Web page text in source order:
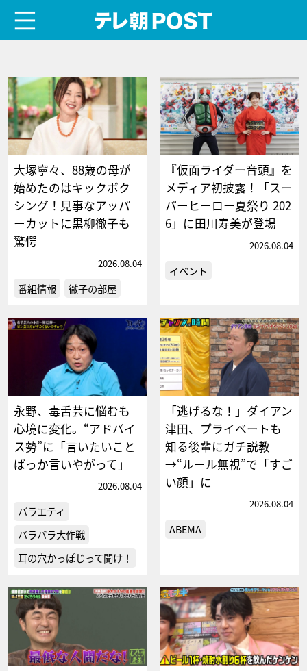
大塚寧々、88歳の母が
始めたのはキックボク
シング！見事なアッパ
ーカットに黒柳徹子も
驚愕
2026.08.04
番組情報 徹子の部屋
『仮面ライダー音頭』を
メディア初披露！「スー
パーヒーロー夏祭り 202
6」に田川寿美が登場
2026.08.04
イベント
永野、毒舌芸に悩むも
心境に変化。“アドバイ
ス勢”に「言いたいこと
ばっか言いやがって」
2026.08.04
バラエティ
バラバラ大作戦
耳の穴かっぽじって聞け！
「逃げるな！」ダイアン
津田、プライベートも
知る後輩にガチ説教
→“ルール無視”で「すご
い顔」に
2026.08.04
ABEMA